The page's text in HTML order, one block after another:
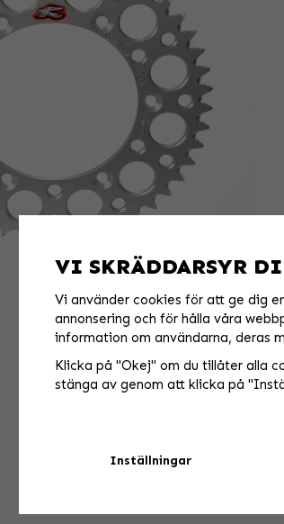
VI SKRÄDDARSYR
Vi använder cookies för att ge dig
annonsering och för hålla våra
information om användarna, deras
Klicka på "Okej" om du tillåter alla
stänga av genom att klicka på
Inställningar